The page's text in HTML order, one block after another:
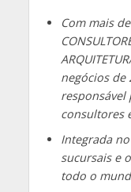
Com mais
negócios de
responsável
consultores
Integrada
sucursais e
todo o